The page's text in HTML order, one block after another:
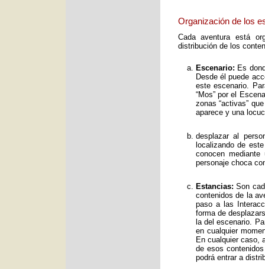
Organización de los
Cada aventura está
distribución de los
Escenario: Es
Desde él puede
este escenario.
“Mos” por el
zonas “activas”
aparece y una
desplazar al
localizando de
conocen
personaje choca
Estancias: Son
contenidos de la
paso a las
forma de
la del escenario.
en cualquier
En cualquier caso,
de esos
podrá entrar a